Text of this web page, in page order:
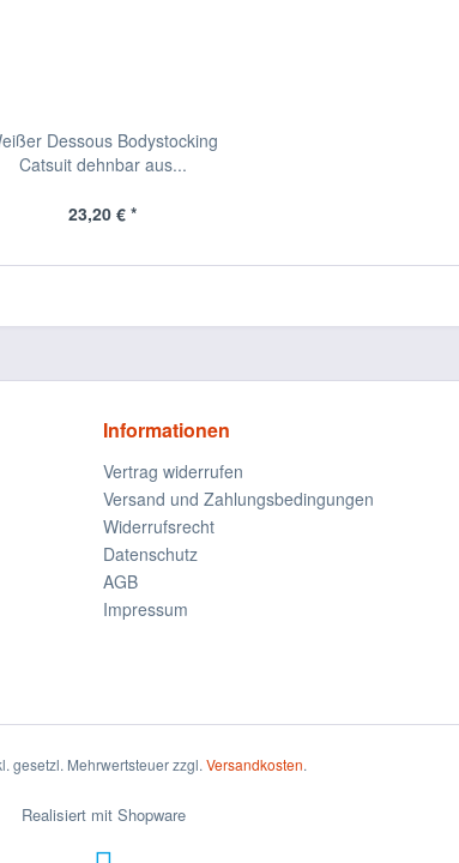
Dessous Bodystocking
Catsuit dehnbar aus...
23,20 € *
Informationen
Vertrag widerrufen
Versand und Zahlungsbedingungen
Widerrufsrecht
Datenschutz
AGB
Impressum
gesetzl. Mehrwertsteuer zzgl. Versandkosten.
Realisiert mit Shopware